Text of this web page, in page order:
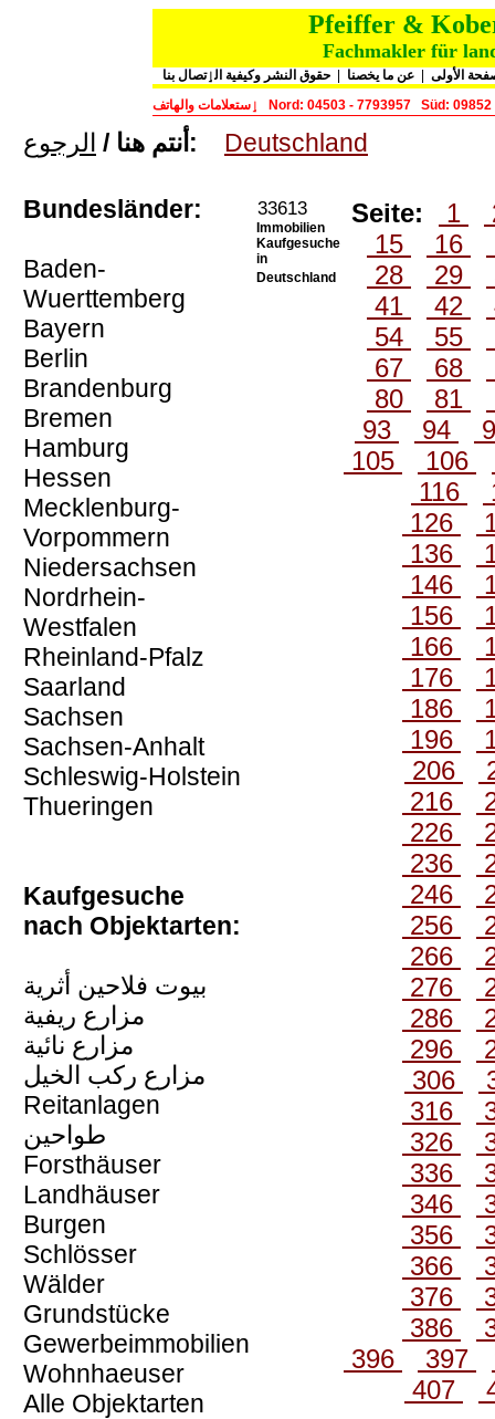
Pfeiffer &
Fachmakler für
الأولى عن ما يخصنا
حقوق النشر وكيفية الٳتصال بنا
Nord: 04503 - 7793957 Süd: 09852
أنتم هنا / الرجوع : Deutschland
Bundesländer:
Baden-
Wuerttemberg
Bayern
Berlin
Brandenburg
Bremen
Hamburg
Hessen
Mecklenburg-
Vorpommern
Niedersachsen
Nordrhein-
Westfalen
Rheinland-Pfalz
Saarland
Sachsen
Sachsen-Anhalt
Schleswig-Holstein
Thueringen
Kaufgesuche
nach Objektarten:
بيوت فلاحين أثرية
مزارع ريفية
مزارع نائية
مزارع ركب الخيل
Reitanlagen
طواحين
Forsthäuser
Landhäuser
Burgen
Schlösser
Wälder
Grundstücke
Gewerbeimmobilien
Wohnhaeuser
Alle Objektarten
33613
Immobilien
Kaufgesuche
in
Deutschland
Seite: 1
15
16
28
29
41
42
54
55
67
68
80
81
93
94
105
106
116
126
136
146
156
166
176
186
196
206
216
226
236
246
256
266
276
286
296
306
316
326
336
346
356
366
376
386
396
397
407